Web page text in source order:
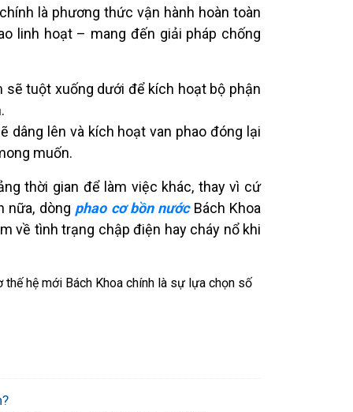
là phương thức vận hành hoàn toàn
linh hoạt – mang đến giải pháp chống
tuột xuống dưới để kích hoạt bộ phận
dâng lên và kích hoạt van phao đóng lại
muốn.
thời gian để làm việc khác, thay vì cứ
nữa, dòng phao cơ bồn nước Bách Khoa
về tình trạng chập điện hay cháy nổ khi
hệ mới Bách Khoa chính là sự lựa chọn số